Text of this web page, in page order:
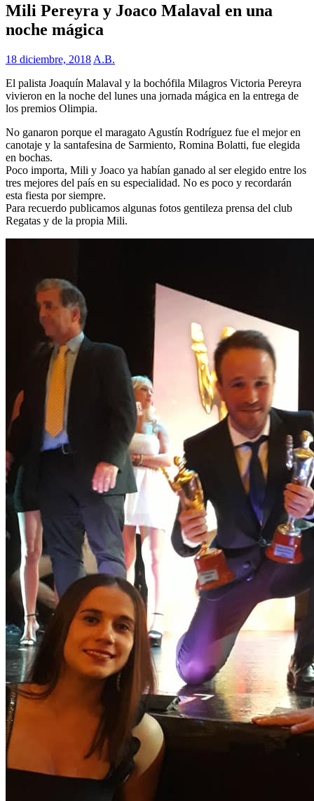
Mili Pereyra y Joaco Malaval en una
noche mágica
18 diciembre, 2018 A.B.
El palista Joaquín Malaval y la bochófila Milagros Victoria Pereyra
vivieron en la noche del lunes una jornada mágica en la entrega de
los premios Olimpia.
No ganaron porque el maragato Agustín Rodríguez fue el mejor en
canotaje y la santafesina de Sarmiento, Romina Bolatti, fue elegida
en bochas.
Poco importa, Mili y Joaco ya habían ganado al ser elegido entre los
tres mejores del país en su especialidad. No es poco y recordarán
esta fiesta por siempre.
Para recuerdo publicamos algunas fotos gentileza prensa del club
Regatas y de la propia Mili.